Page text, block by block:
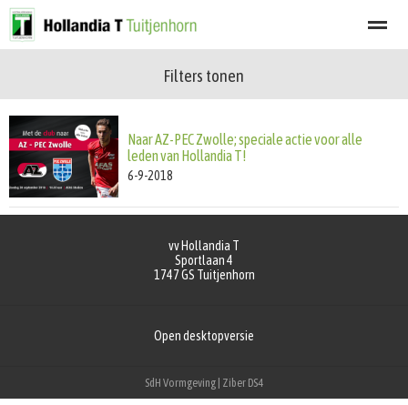
Afgelastingen
Home Zoeken Nieuws Agenda
Filters tonen
Naar AZ-PEC Zwolle; speciale actie voor alle
leden van Hollandia T!
6-9-2018
vv Hollandia T
Sportlaan 4
1747 GS Tuitjenhorn
Open desktopversie
SdH Vormgeving | Ziber DS4